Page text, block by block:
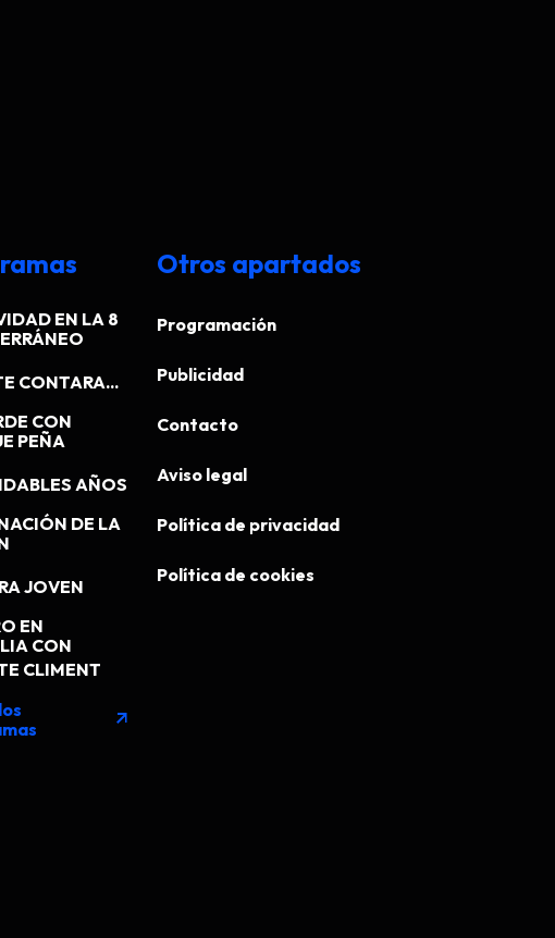
EN LA 8
CONTARA...
CON
PEÑA
AÑOS
DE LA
JOVEN
EN
CON
CLIMENT
arrow_outward
Otros apartados
Programación
Publicidad
Contacto
Aviso legal
Política de privacidad
Política de cookies